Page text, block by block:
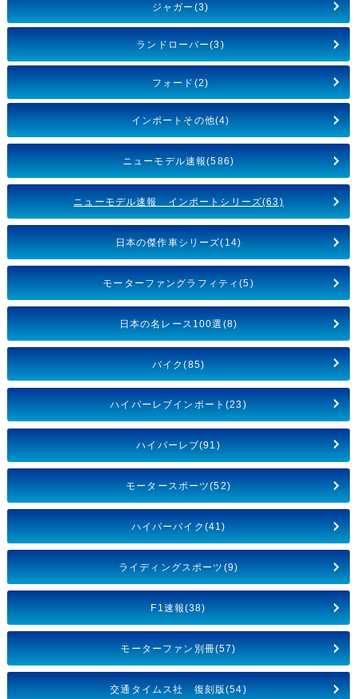
ジャガー(3)
ランドローバー(3)
フォード(2)
インポートその他(4)
ニューモデル速報(586)
ニューモデル速報 インポートシリーズ(63)
日本の傑作車シリーズ(14)
モーターファングラフィティ(5)
日本の名レース100選(8)
バイク(85)
ハイパーレブインポート(23)
ハイパーレブ(91)
モータースポーツ(52)
ハイパーバイク(41)
ライディングスポーツ(9)
F1速報(38)
モーターファン別冊(57)
交通タイムス社 復刻版(54)